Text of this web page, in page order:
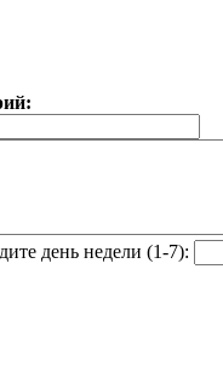
день недели (1-7):